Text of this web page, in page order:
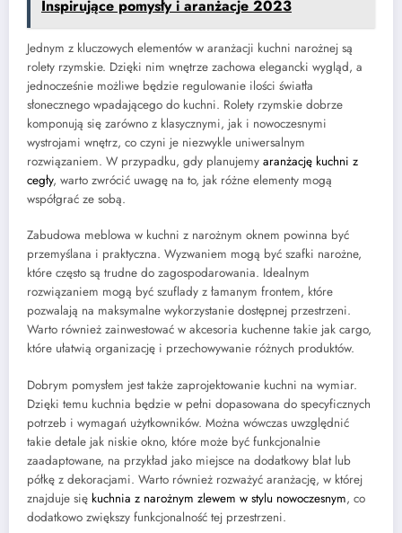
Inspirujące pomysły i aranżacje 2023
Jednym z kluczowych elementów w aranżacji kuchni narożnej są
rolety rzymskie. Dzięki nim wnętrze zachowa elegancki wygląd, a
jednocześnie możliwe będzie regulowanie ilości światła
słonecznego wpadającego do kuchni. Rolety rzymskie dobrze
komponują się zarówno z klasycznymi, jak i nowoczesnymi
wystrojami wnętrz, co czyni je niezwykle uniwersalnym
rozwiązaniem. W przypadku, gdy planujemy aranżację kuchni z
cegły, warto zwrócić uwagę na to, jak różne elementy mogą
współgrać ze sobą.
Zabudowa meblowa w kuchni z narożnym oknem powinna być
przemyślana i praktyczna. Wyzwaniem mogą być szafki narożne,
które często są trudne do zagospodarowania. Idealnym
rozwiązaniem mogą być szuflady z łamanym frontem, które
pozwalają na maksymalne wykorzystanie dostępnej przestrzeni.
Warto również zainwestować w akcesoria kuchenne takie jak cargo,
które ułatwią organizację i przechowywanie różnych produktów.
Dobrym pomysłem jest także zaprojektowanie kuchni na wymiar.
Dzięki temu kuchnia będzie w pełni dopasowana do specyficznych
potrzeb i wymagań użytkowników. Można wówczas uwzględnić
takie detale jak niskie okno, które może być funkcjonalnie
zaadaptowane, na przykład jako miejsce na dodatkowy blat lub
półkę z dekoracjami. Warto również rozważyć aranżację, w której
znajduje się kuchnia z narożnym zlewem w stylu nowoczesnym, co
dodatkowo zwiększy funkcjonalność tej przestrzeni.